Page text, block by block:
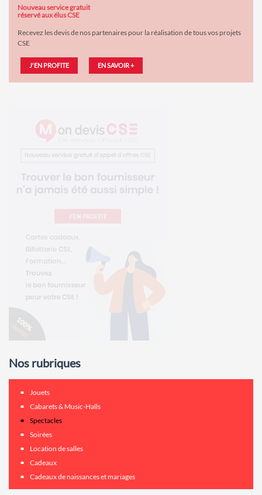
Nouveau service gratuit
réservé aux élus CSE
Recevez les devis de nos partenaires pour la réalisation de tous vos projets
CSE
J'EN PROFITE EN SAVOIR +
Nos rubriques
Jouets
Cabarets & Music-Halls
Spectacles
Soirées
Location de salles
Cadeaux
Cadeaux de naissances et mariages